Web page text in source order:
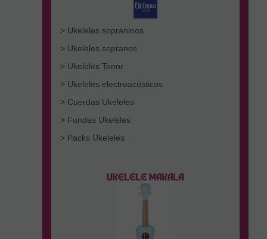
> Ukeleles sopraninos
> Ukeleles sopranos
> Ukeleles Tenor
> Ukeleles electroacústicos
> Cuerdas Ukeleles
> Fundas Ukeleles
> Packs Ukeleles